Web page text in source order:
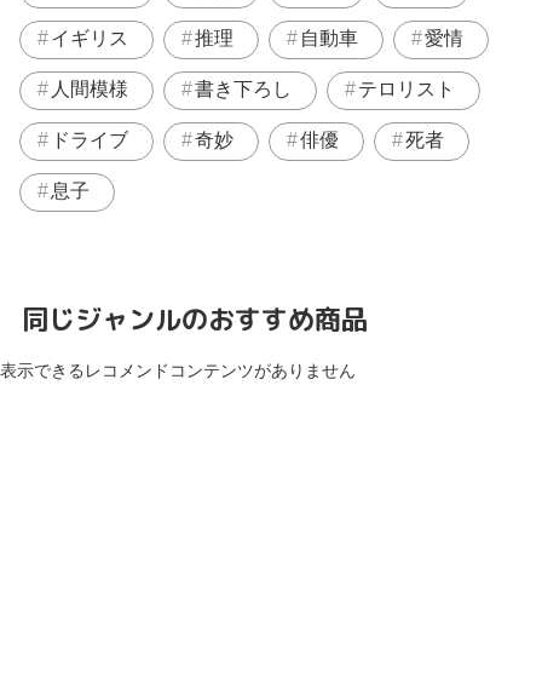
イギリス 推理 自動車 愛情
人間模様 書き下ろし テロリスト
ドライブ 奇妙 俳優 死者
息子
同じジャンルのおすすめ商品
表示できるレコメンドコンテンツがありません